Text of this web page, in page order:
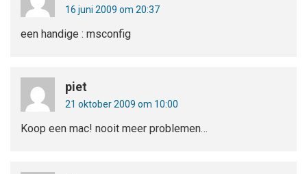
16 juni 2009 om 20:37
een handige : msconfig
piet
21 oktober 2009 om 10:00
Koop een mac! nooit meer problemen…